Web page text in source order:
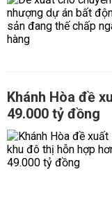
Khánh Hòa đề
49.000 tỷ đồng